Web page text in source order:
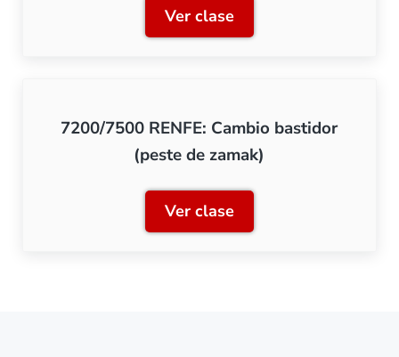
Ver clase7200/7500 RENFE:
7200/7500 RENFE: Cambio bastidor
(peste de zamak)
Ver clase7200/7500 RENFE: